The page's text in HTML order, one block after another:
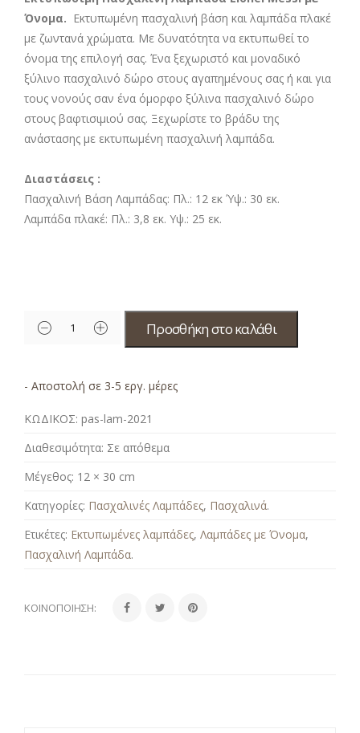
Όνομα. Εκτυπωμένη πασχαλινή βάση και λαμπάδα πλακέ
με ζωντανά χρώματα. Με δυνατότητα να εκτυπωθεί το
όνομα της επιλογή σας. Ένα ξεχωριστό και μοναδικό
ξύλινο πασχαλινό δώρο στους αγαπημένους σας ή και για
τους νονούς σαν ένα όμορφο ξύλινα πασχαλινό δώρο
στους βαφτισιμιού σας. Ξεχωρίστε το βράδυ της
ανάστασης με εκτυπωμένη πασχαλινή λαμπάδα.
Διαστάσεις :
Πασχαλινή Βάση Λαμπάδας: Πλ.: 12 εκ Ύψ.: 30 εκ.
Λαμπάδα πλακέ: Πλ.: 3,8 εκ. Υψ.: 25 εκ.
Προσθήκη στο καλάθι
- Αποστολή σε 3-5 εργ. μέρες
ΚΩΔΙΚΟΣ: pas-lam-2021
Διαθεσιμότητα: Σε απόθεμα
Μέγεθος: 12 × 30 cm
Κατηγορίες: Πασχαλινές Λαμπάδες, Πασχαλινά.
Ετικέτες: Εκτυπωμένες λαμπάδες, Λαμπάδες με Όνομα,
Πασχαλινή Λαμπάδα.
ΚΟΙΝΟΠΟΊΗΣΗ: